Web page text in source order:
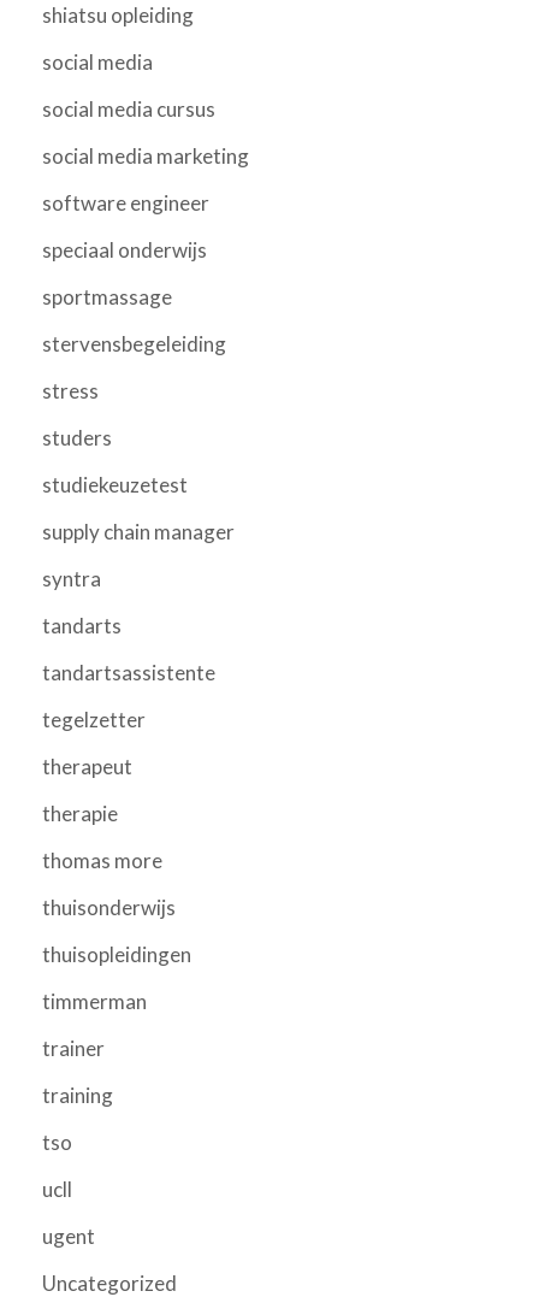
shiatsu opleiding
social media
social media cursus
social media marketing
software engineer
speciaal onderwijs
sportmassage
stervensbegeleiding
stress
studers
studiekeuzetest
supply chain manager
syntra
tandarts
tandartsassistente
tegelzetter
therapeut
therapie
thomas more
thuisonderwijs
thuisopleidingen
timmerman
trainer
training
tso
ucll
ugent
Uncategorized